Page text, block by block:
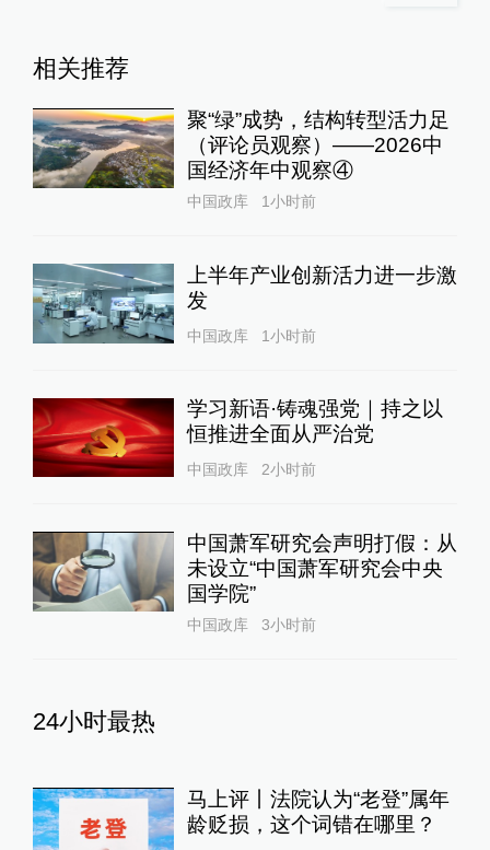
相关推荐
聚“绿”成势，结构转型活力足
（评论员观察）——2026中
国经济年中观察④
中国政库 1小时前
上半年产业创新活力进一步激
发
中国政库 1小时前
学习新语·铸魂强党｜持之以
恒推进全面从严治党
中国政库 2小时前
中国萧军研究会声明打假：从
未设立“中国萧军研究会中央
国学院”
中国政库 3小时前
24小时最热
马上评丨法院认为“老登”属年
龄贬损，这个词错在哪里？